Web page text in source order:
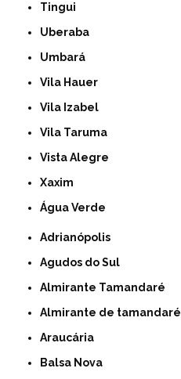
Tingui
Uberaba
Umbará
Vila Hauer
Vila Izabel
Vila Taruma
Vista Alegre
Xaxim
Água Verde
Adrianópolis
Agudos do Sul
Almirante Tamandaré
Almirante de tamandaré
Araucária
Balsa Nova